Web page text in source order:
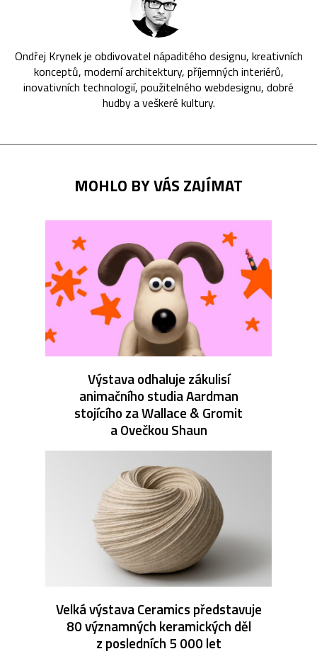
Ondřej Krynek je obdivovatel nápaditého designu, kreativních
konceptů, moderní architektury, příjemných interiérů,
inovativních technologií, použitelného webdesignu, dobré
hudby a veškeré kultury.
MOHLO BY VÁS ZAJÍMAT
Výstava odhaluje zákulisí
animačního studia Aardman
stojícího za Wallace & Gromit
a Ovečkou Shaun
Velká výstava Ceramics představuje
80 významných keramických děl
z posledních 5 000 let